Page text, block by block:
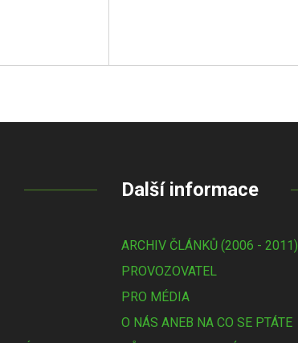
Další informace
ARCHIV ČLÁNKŮ (2006 - 2011)
PROVOZOVATEL
PRO MÉDIA
O NÁS ANEB NA CO SE PTÁTE